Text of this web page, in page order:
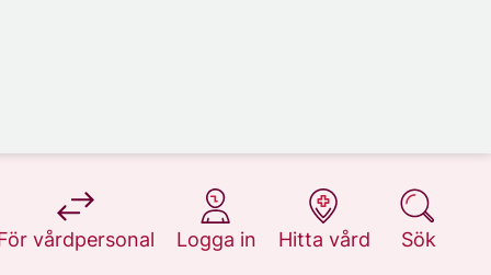
vårdpersonal
på 1177.se
Logga in
på 1177.se
Hitta vård
på 1177.se
Sök
på 1177.se